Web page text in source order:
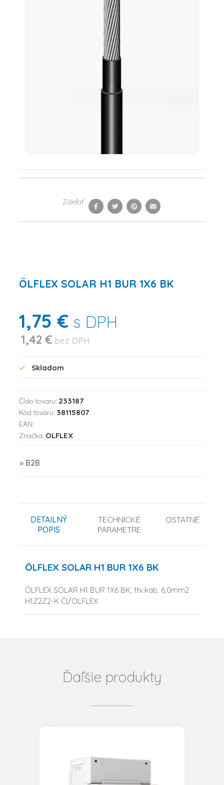
Zdieľať
ÖLFLEX SOLAR H1 BUR 1X6 BK
1,75 € s DPH
1,42 € bez DPH
Skladom
Číslo tovaru: 233187
Kód tovaru: 38115807
EAN:
Značka: OLFLEX
» B2B
DETAILNÝ
POPIS
TECHNICKÉ
PARAMETRE
OSTATNÉ
ÖLFLEX SOLAR H1 BUR 1X6 BK
ÖLFLEX SOLAR H1 BUR 1X6 BK, ftv.kab. 6,0mm2
H1Z2Z2-K ČI/OLFLEX
Ďaľšie produkty